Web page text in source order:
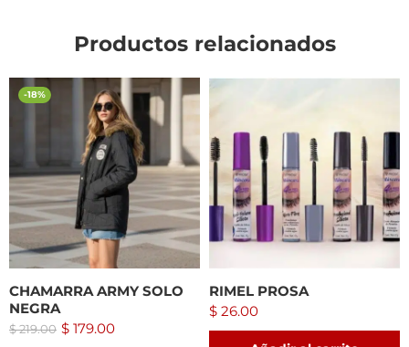
Productos relacionados
-18%
CHAMARRA ARMY SOLO
NEGRA
$219.00 $ 179.00
RIMEL PROSA
$ 26.00